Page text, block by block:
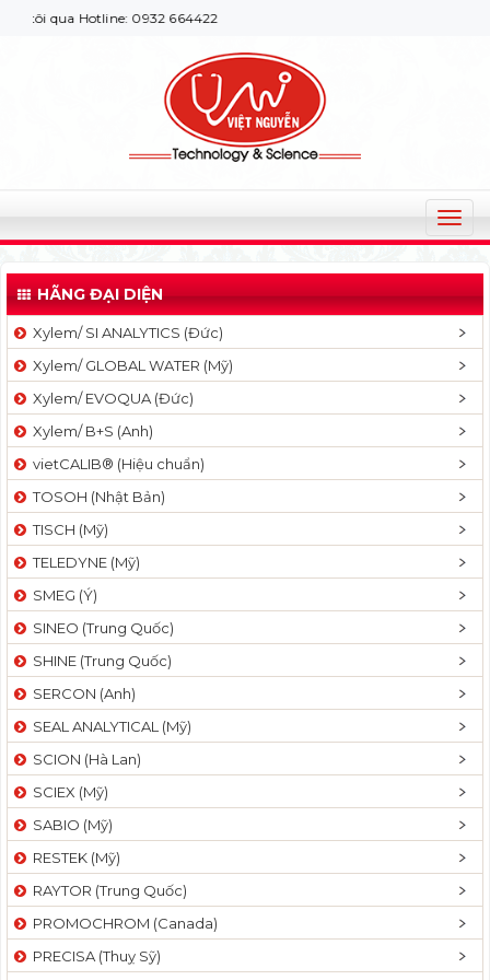
qua Hotline: 0932 664422
T
o
g
l
v
a
t
n
HÃNG ĐẠI DIỆN
Xylem/ SI ANALYTICS (Đức)
Xylem/ GLOBAL WATER (Mỹ)
Xylem/ EVOQUA (Đức)
Xylem/ B+S (Anh)
vietCALIB® (Hiệu chuẩn)
TOSOH (Nhật Bản)
TISCH (Mỹ)
TELEDYNE (Mỹ)
SMEG (Ý)
SINEO (Trung Quốc)
SHINE (Trung Quốc)
SERCON (Anh)
SEAL ANALYTICAL (Mỹ)
SCION (Hà Lan)
SCIEX (Mỹ)
SABIO (Mỹ)
RESTEK (Mỹ)
RAYTOR (Trung Quốc)
PROMOCHROM (Canada)
PRECISA (Thuỵ Sỹ)